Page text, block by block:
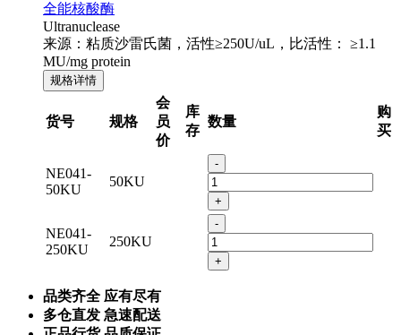
全能核酸酶
Ultranuclease
来源：粘质沙雷氏菌，活性≥250U/uL，比活性： ≥1.1
MU/mg protein
规格详情
货号 规格
会
员
价
库
存
数量
购
买
NE041-
50KU
50KU
-
+
NE041-
250KU
250KU
-
+
品类齐全 应有尽有
多仓直发 急速配送